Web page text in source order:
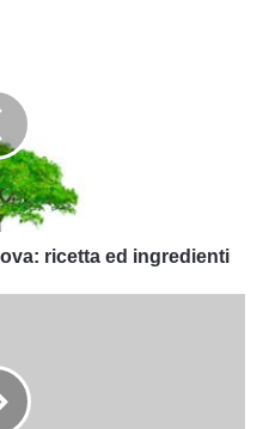
ricetta ed ingredienti